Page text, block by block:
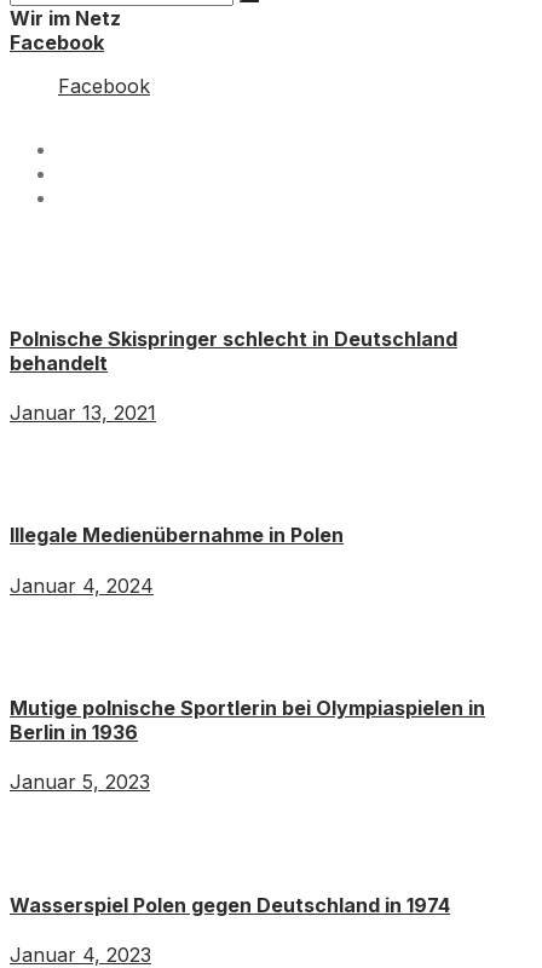
Wir im Netz
Facebook
Facebook
Polnische Skispringer schlecht in Deutschland
behandelt
Januar 13, 2021
Illegale Medienübernahme in Polen
Januar 4, 2024
Mutige polnische Sportlerin bei Olympiaspielen in
Berlin in 1936
Januar 5, 2023
Wasserspiel Polen gegen Deutschland in 1974
Januar 4, 2023